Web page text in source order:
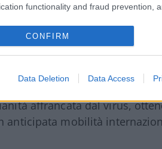
functionality and fraud prevention,
CONFIRM
Data Deletion Data Access
in Inghilterra.
di tutti, l’immunità di
affrancata dal virus,
anticipata mobilità